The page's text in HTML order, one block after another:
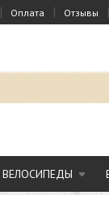
| Оплата | Отзывы |
ВЕЛОСИПЕДЫ